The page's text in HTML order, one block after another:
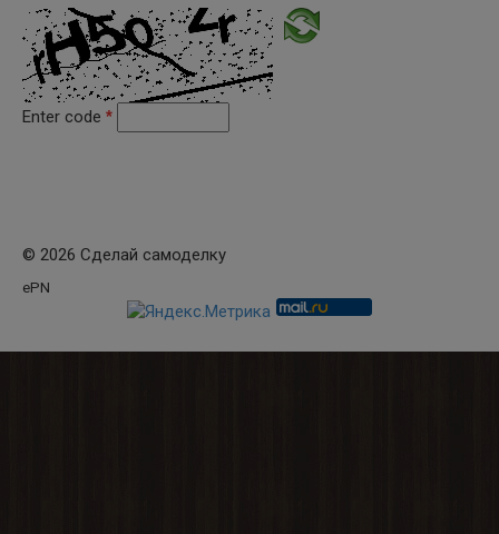
Enter code *
© 2026 Сделай самоделку
ePN